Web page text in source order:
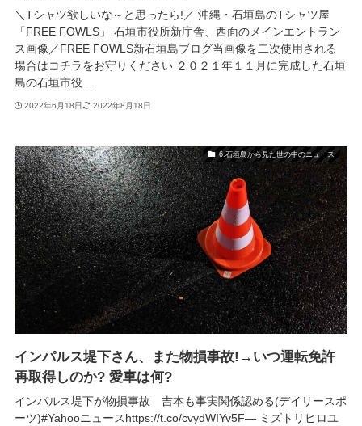
＼Tシャツ欲しいな～と思ったら!／ 沖縄・石垣島のTシャツ屋
「FREE FOWLS」 石垣市役所新庁舎、西面のメインエントラン
ス画像／FREE FOWLS新石垣島ブログ当画像を二次使用される
場合はコチラをお守りください ２０２１年１１月に完成した石垣
島の石垣市役...
2022年6月18日 2022年8月18日
6.石垣島から見た世の中のニュース
インパルス堤下さん、また物損事故!→いつ運転免許
再取得しのか? 愛車は何?
インパルス堤下が物損事故 吉本も事実関係認める(デイリースポ
ーツ)#Yahooニュースhttps://t.co/cvydWIYv5F— ミズトリヒロユ